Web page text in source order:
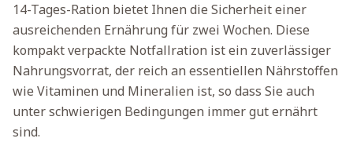
14-Tages-Ration bietet Ihnen die Sicherheit einer
ausreichenden Ernährung für zwei Wochen. Diese
kompakt verpackte Notfallration ist ein zuverlässiger
Nahrungsvorrat, der reich an essentiellen Nährstoffen
wie Vitaminen und Mineralien ist, so dass Sie auch
unter schwierigen Bedingungen immer gut ernährt
sind.